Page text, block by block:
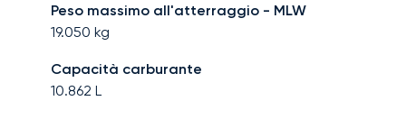
Peso massimo all'atterraggio - MLW
19.050 kg
Capacità carburante
10.862 L